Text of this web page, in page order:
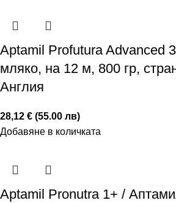
Аptamil Profutura Advanced
мляко, на 12 м, 800 гр,
Англия
28,12 € (55.00 лв)
Добавяне в количката
Аptamil Pronutra 1+ /